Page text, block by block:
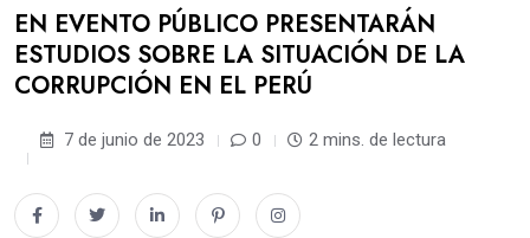
EN EVENTO PÚBLICO PRESENTARÁN
ESTUDIOS SOBRE LA SITUACIÓN DE LA
CORRUPCIÓN EN EL PERÚ
7 de junio de 2023 0 2 mins. de lectura